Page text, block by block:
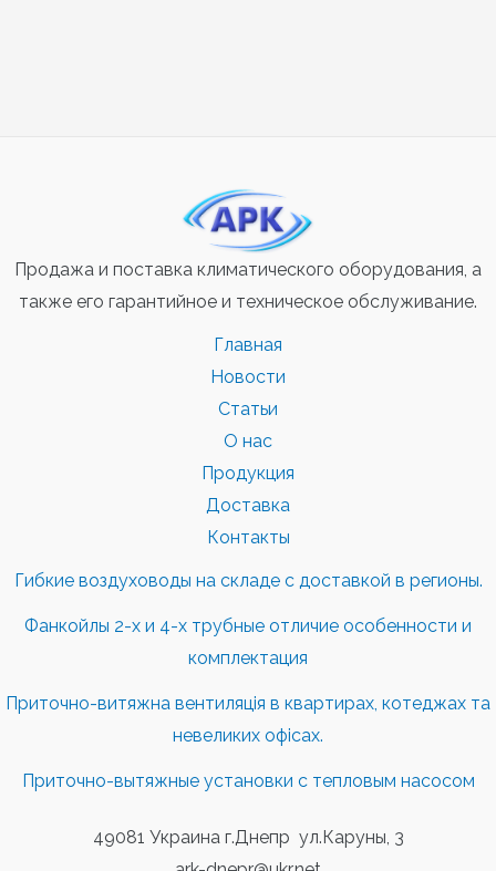
Продажа и поставка климатического оборудования, а
также его гарантийное и техническое обслуживание.
Главная
Новости
Статьи
О нас
Продукция
Доставка
Контакты
Гибкие воздуховоды на складе с доставкой в регионы.
Фанкойлы 2-х и 4-х трубные отличие особенности и
комплектация
Приточно-витяжна вентиляція в квартирах, котеджах та
невеликих офісах.
Приточно-вытяжные установки с тепловым насосом
49081 Украина г.Днепр ул.Каруны, 3